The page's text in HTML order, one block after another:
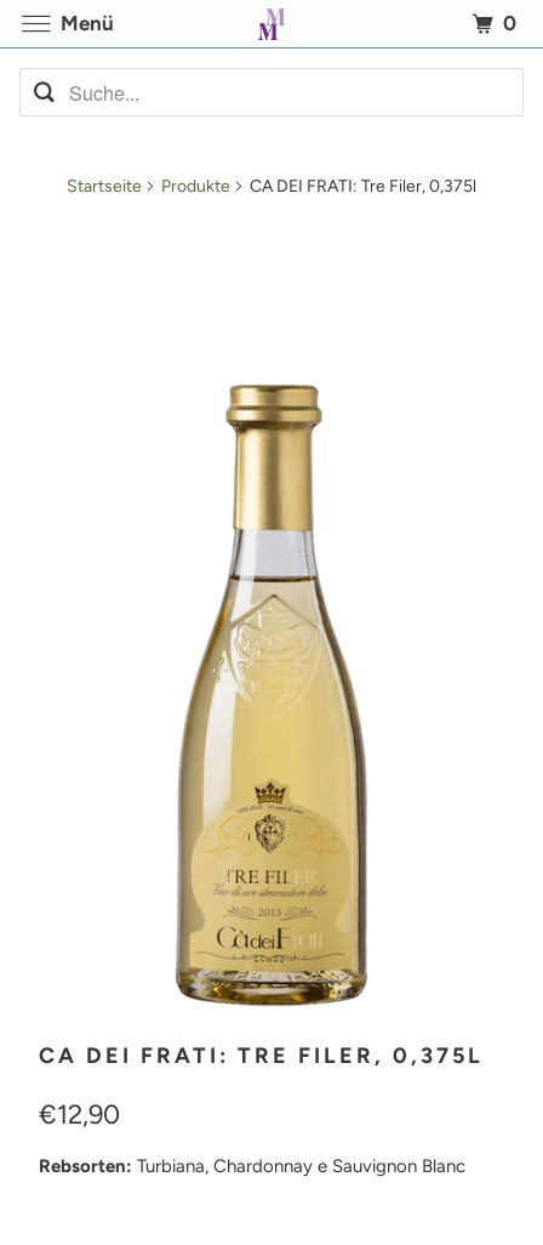
Startseite Produkte CA DEI FRATI: Tre Filer, 0,375l
CA DEI FRATI: TRE FILER, 0,375L
€12,90
Rebsorten: Turbiana, Chardonnay e Sauvignon Blanc
Menü 0